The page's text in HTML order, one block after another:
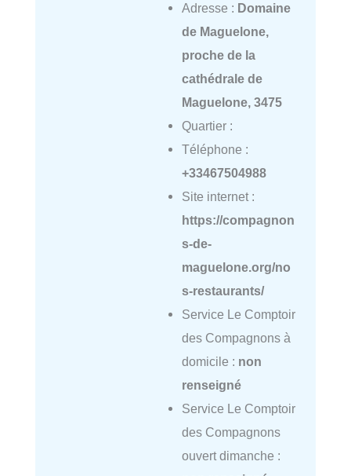
Adresse : Domaine
de Maguelone,
proche de la
cathédrale de
Maguelone, 3475
Quartier :
Téléphone :
+33467504988
Site internet :
https://compagnon
s-de-
maguelone.org/no
s-restaurants/
Service Le Comptoir
des Compagnons à
domicile : non
renseigné
Service Le Comptoir
des Compagnons
ouvert dimanche :